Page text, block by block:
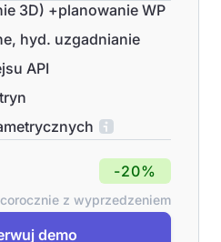
3D) +planowanie WP
hyd. uzgadnianie
API
-20%
z wyprzedzeniem
demo